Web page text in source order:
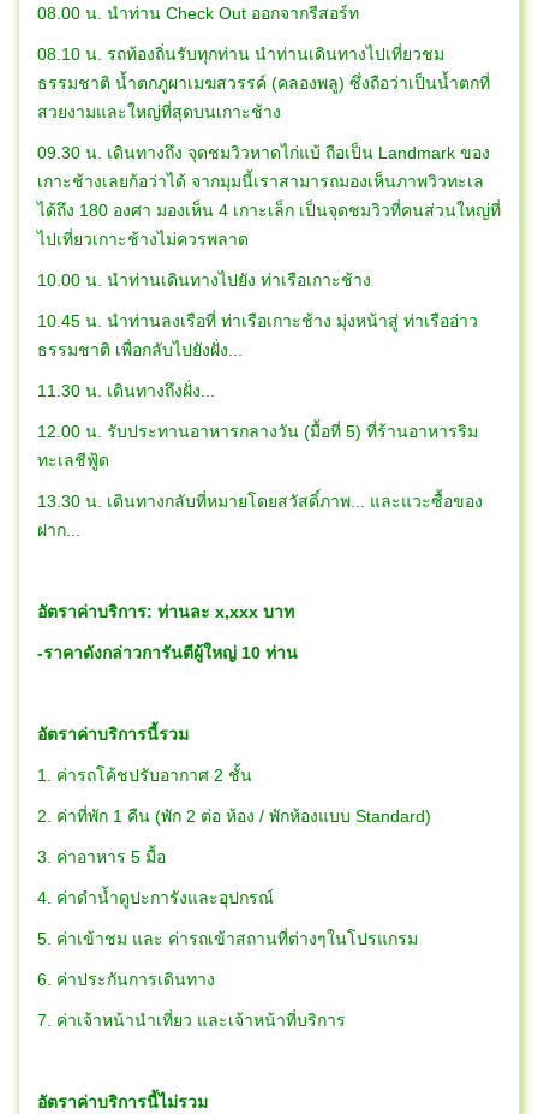
08.00 น. นำท่าน Check Out ออกจากรีสอร์ท
08.10 น. รถท้องถิ่นรับทุกท่าน นำท่านเดินทางไปเที่ยวชม
ธรรมชาติ น้ำตกภูผาเมฆสวรรค์ (คลองพลู) ซึ่งถือว่าเป็นน้ำตกที่
สวยงามและใหญ่ที่สุดบนเกาะช้าง
09.30 น. เดินทางถึง จุดชมวิวหาดไก่แบ้ ถือเป็น Landmark ของ
เกาะช้างเลยก้อว่าได้ จากมุมนี้เราสามารถมองเห็นภาพวิวทะเล
ได้ถึง 180 องศา มองเห็น 4 เกาะเล็ก เป็นจุดชมวิวที่คนส่วนใหญ่ที่
ไปเที่ยวเกาะช้างไม่ควรพลาด
10.00 น. นำท่านเดินทางไปยัง ท่าเรือเกาะช้าง
10.45 น. นำท่านลงเรือที่ ท่าเรือเกาะช้าง มุ่งหน้าสู่ ท่าเรืออ่าว
ธรรมชาติ เพื่อกลับไปยังฝั่ง...
11.30 น. เดินทางถึงฝั่ง...
12.00 น. รับประทานอาหารกลางวัน (มื้อที่ 5) ที่ร้านอาหารริม
ทะเลชีฟู้ด
13.30 น. เดินทางกลับที่หมายโดยสวัสดิ์ภาพ... และแวะซื้อของ
ฝาก...
อัตราค่าบริการ: ท่านละ x,xxx บาท
-ราคาดังกล่าวการันตีผู้ใหญ่ 10 ท่าน
อัตราค่าบริการนี้รวม
1. ค่ารถโค้ชปรับอากาศ 2 ชั้น
2. ค่าที่พัก 1 คืน (พัก 2 ต่อ ห้อง / พักห้องแบบ Standard)
3. ค่าอาหาร 5 มื้อ
4. ค่าดำน้ำดูปะการังและอุปกรณ์
5. ค่าเข้าชม และ ค่ารถเข้าสถานที่ต่างๆในโปรแกรม
6. ค่าประกันการเดินทาง
7. ค่าเจ้าหน้านำเที่ยว และเจ้าหน้าที่บริการ
อัตราค่าบริการนี้ไม่รวม